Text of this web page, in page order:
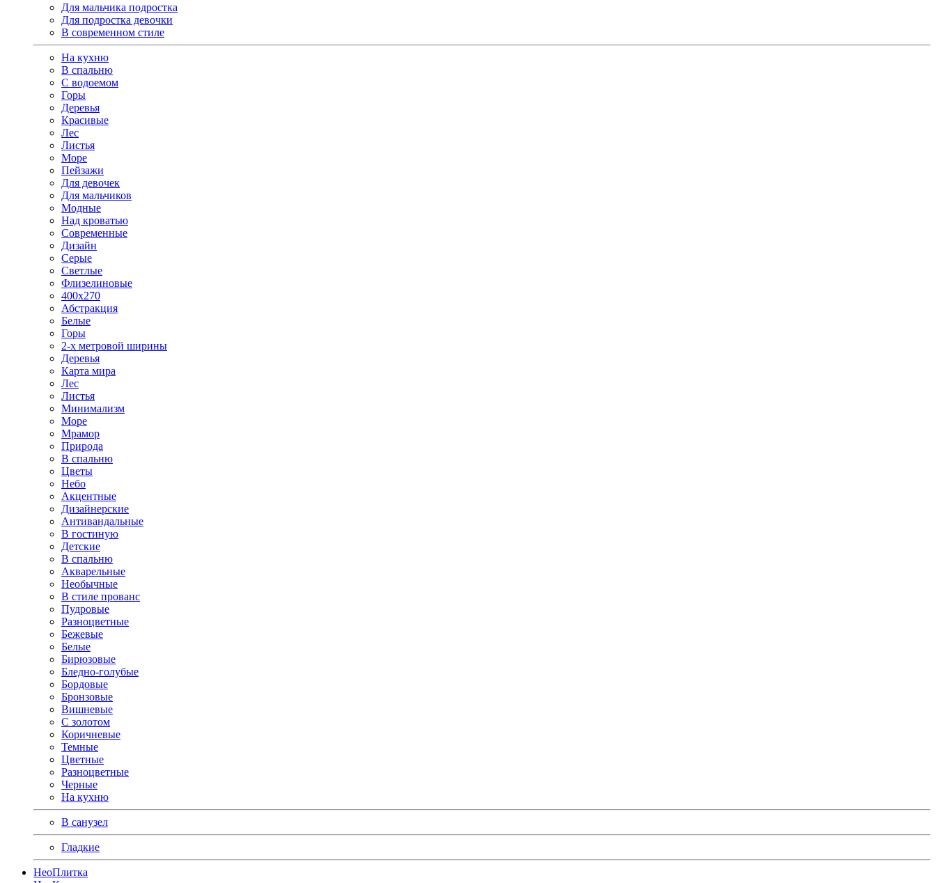
Для мальчика подростка
Для подростка девочки
В современном стиле
На кухню
В спальню
С водоемом
Горы
Деревья
Красивые
Лес
Листья
Море
Пейзажи
Для девочек
Для мальчиков
Модные
Над кроватью
Современные
Дизайн
Серые
Светлые
Флизелиновые
400х270
Абстракция
Белые
Горы
2-х метровой ширины
Деревья
Карта мира
Лес
Листья
Минимализм
Море
Мрамор
Природа
В спальню
Цветы
Небо
Акцентные
Дизайнерские
Антивандальные
В гостиную
Детские
В спальню
Акварельные
Необычные
В стиле прованс
Пудровые
Разноцветные
Бежевые
Белые
Бирюзовые
Бледно-голубые
Бордовые
Бронзовые
Вишневые
С золотом
Коричневые
Темные
Цветные
Разноцветные
Черные
На кухню
В санузел
Гладкие
НеоПлитка